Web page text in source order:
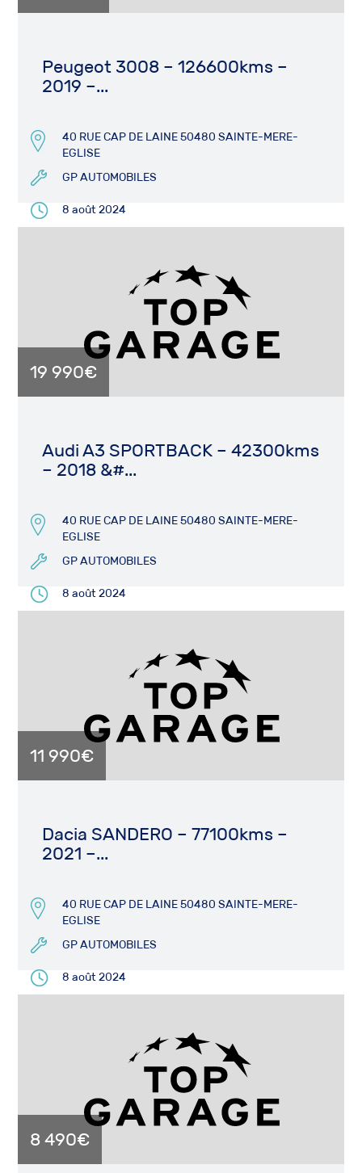
Peugeot 3008 – 126600kms –
2019 –...
40 RUE CAP DE LAINE 50480 SAINTE-MERE-
EGLISE
GP AUTOMOBILES
8 août 2024
19 990€
Audi A3 SPORTBACK – 42300kms
– 2018 &#...
40 RUE CAP DE LAINE 50480 SAINTE-MERE-
EGLISE
GP AUTOMOBILES
8 août 2024
11 990€
Dacia SANDERO – 77100kms –
2021 –...
40 RUE CAP DE LAINE 50480 SAINTE-MERE-
EGLISE
GP AUTOMOBILES
8 août 2024
8 490€